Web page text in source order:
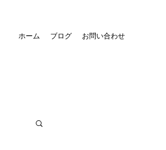
ホーム ブログ お問い合わせ